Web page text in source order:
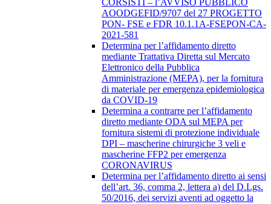
CORSISTI – l’AVVISO PUBBLICO
AOODGEFID/9707 del 27 PROGETTO
PON- FSE e FDR 10.1.1A-FSEPON-CA-
2021-581
Determina per l’affidamento diretto
mediante Trattativa Diretta sul Mercato
Elettronico della Pubblica
Amministrazione (MEPA), per la fornitura
di materiale per emergenza epidemiologica
da COVID-19
Determina a contrarre per l’affidamento
diretto mediante ODA sul MEPA per
fornitura sistemi di protezione individuale
DPI – mascherine chirurgiche 3 veli e
mascherine FFP2 per emergenza
CORONAVIRUS
Determina per l’affidamento diretto ai sensi
dell’art. 36, comma 2, lettera a) del D.Lgs.
50/2016, dei servizi aventi ad oggetto la